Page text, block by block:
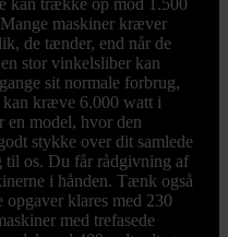
kan trække op mod 1.500
maskiner kræver
de tænder, end når de
stor vinkelsliber kan
sit normale forbrug,
kan kræve 6.000 watt i
model, hvor den
stykke over dit samlede
til os. Du får rådgivning af
i hånden. Tænk også
klares med 230
med trefasede